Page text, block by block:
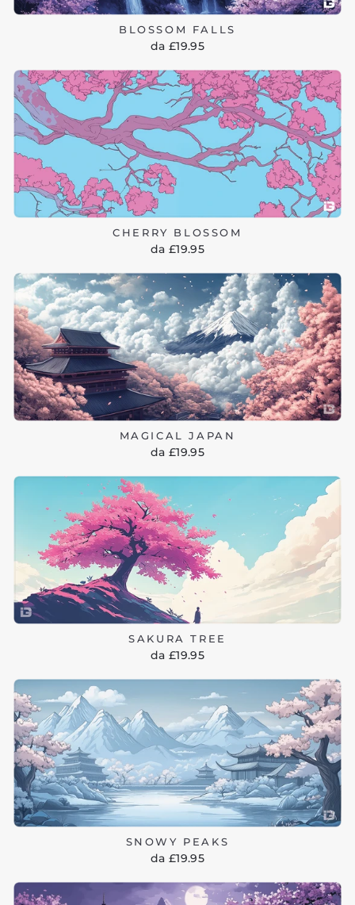
BLOSSOM FALLS
da £19.95
CHERRY BLOSSOM
da £19.95
MAGICAL JAPAN
da £19.95
SAKURA TREE
da £19.95
SNOWY PEAKS
da £19.95